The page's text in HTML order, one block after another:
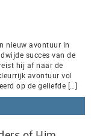
nieuw avontuur in
succes van de
hij af naar de
avontuur vol
op de geliefde […]